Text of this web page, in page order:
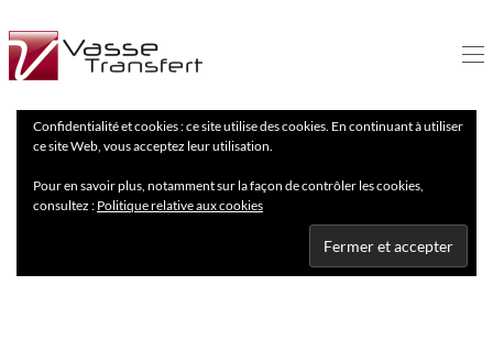
Confidentialité et cookies : ce site utilise des cookies. En continuant à utiliser
ce site Web, vous acceptez leur utilisation.
Pour en savoir plus, notamment sur la façon de contrôler les cookies,
consultez : Politique relative aux cookies